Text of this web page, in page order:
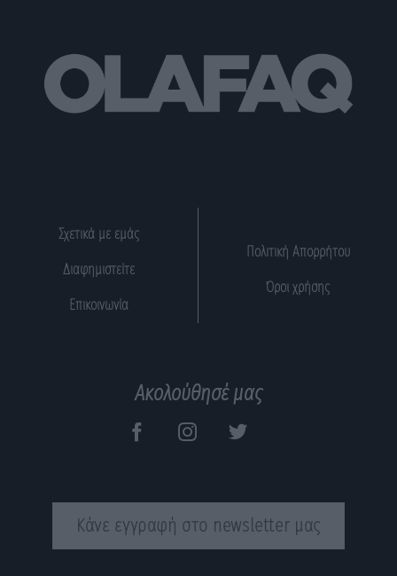
Σχετικά με εμάς
Διαφημιστείτε
Επικοινωνία
Πολιτική Απορρήτου
Όροι χρήσης
Ακολούθησέ μας
Κάνε εγγραφή στο newsletter μας